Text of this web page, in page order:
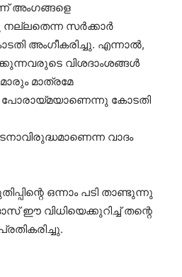
അംഗങ്ങളെ
സര്‍ക്കാര്‍
അംഗീകരിച്ചു. എന്നാല്‍,
വിശദാംശങ്ങള്‍
മാത്രമേ
കോടതി
വാദം
ഒന്നാം പടി താണ്ടുന്നു
ഈ വിധിയെക്കുറിച്ച് തന്റെ